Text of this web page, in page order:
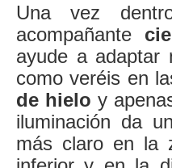
Una vez
acompañante
ayude a adaptar
como veréis en
de hieloy
iluminación da
más claro en la